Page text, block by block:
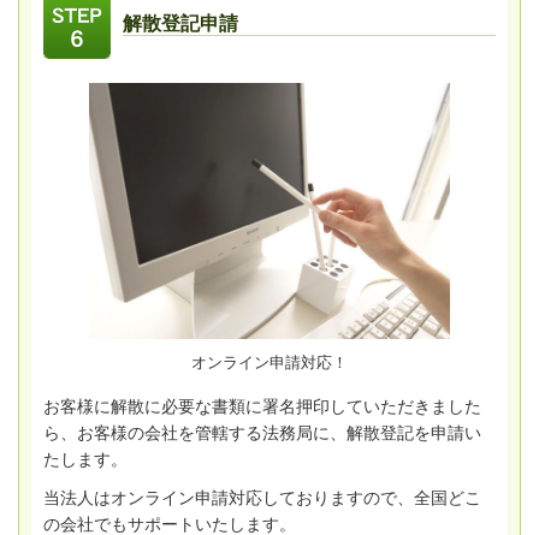
解散登記申請
オンライン申請対応！
お客様に解散に必要な書類に署名押印していただきました
ら、お客様の会社を管轄する法務局に、解散登記を申請い
たします。
当法人はオンライン申請対応しておりますので、全国どこ
の会社でもサポートいたします。